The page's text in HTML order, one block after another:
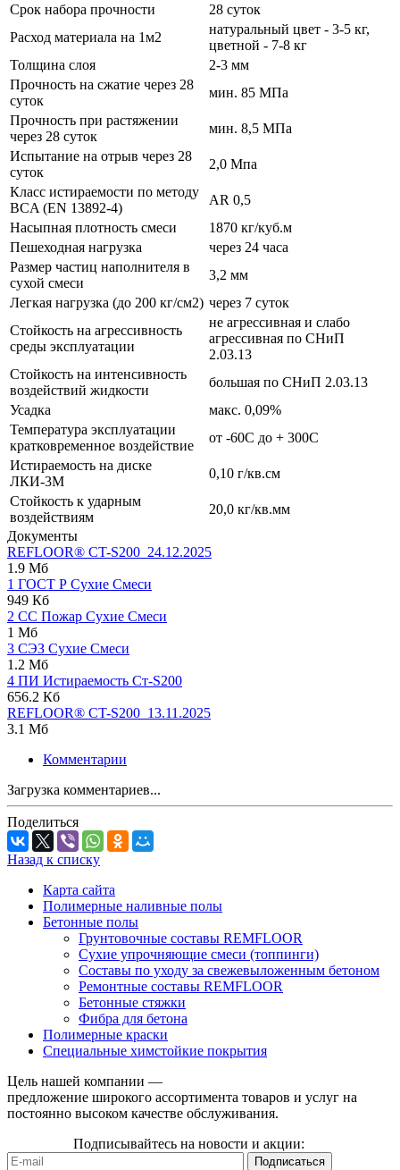
Срок набора прочности
28 суток
Расход материала на 1м2
натуральный цвет - 3-5 кг,
цветной - 7-8 кг
Толщина слоя
2-3 мм
Прочность на сжатие через 28
суток
мин. 85 МПа
Прочность при растяжении
через 28 суток
мин. 8,5 МПа
Испытание на отрыв через 28
суток
2,0 Мпа
Класс истираемости по методу
BCA (EN 13892-4)
AR 0,5
Насыпная плотность смеси
1870 кг/куб.м
Пешеходная нагрузка
через 24 часа
Размер частиц наполнителя в
сухой смеси
3,2 мм
Легкая нагрузка (до 200 кг/см2) через 7 суток
Стойкость на агрессивность
среды эксплуатации
не агрессивная и слабо
агрессивная по СНиП
2.03.13
Стойкость на интенсивность
воздействий жидкости
большая по СНиП 2.03.13
Усадка
макс. 0,09%
Температура эксплуатации
кратковременное воздействие
от -60С до + 300С
Истираемость на диске
ЛКИ-3М
0,10 г/кв.см
Стойкость к ударным
воздействиям
20,0 кг/кв.мм
Документы
REFLOOR® CT-S200_24.12.2025
1.9 Мб
1 ГОСТ Р Сухие Смеси
949 Кб
2 СС Пожар Сухие Смеси
1 Мб
3 СЭЗ Сухие Смеси
1.2 Мб
4 ПИ Истираемость Ст-S200
656.2 Кб
REFLOOR® CT-S200_13.11.2025
3.1 Мб
Комментарии
Загрузка комментариев...
Поделиться
Назад к списку
Карта сайта
Полимерные наливные полы
Бетонные полы
Грунтовочные составы REMFLOOR
Сухие упрочняющие смеси (топпинги)
Составы по уходу за свежевыложенным бетоном
Ремонтные составы REMFLOOR
Бетонные стяжки
Фибра для бетона
Полимерные краски
Специальные химстойкие покрытия
Цель нашей компании —
предложение широкого ассортимента товаров и услуг на
постоянно высоком качестве обслуживания.
Подписывайтесь на новости и акции: